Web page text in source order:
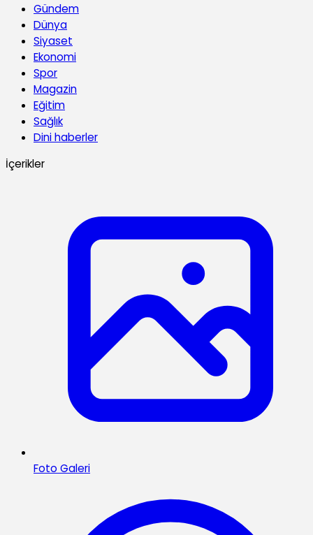
Gündem
Dünya
Siyaset
Ekonomi
Spor
Magazin
Eğitim
Sağlık
Dini haberler
İçerikler
Foto Galeri